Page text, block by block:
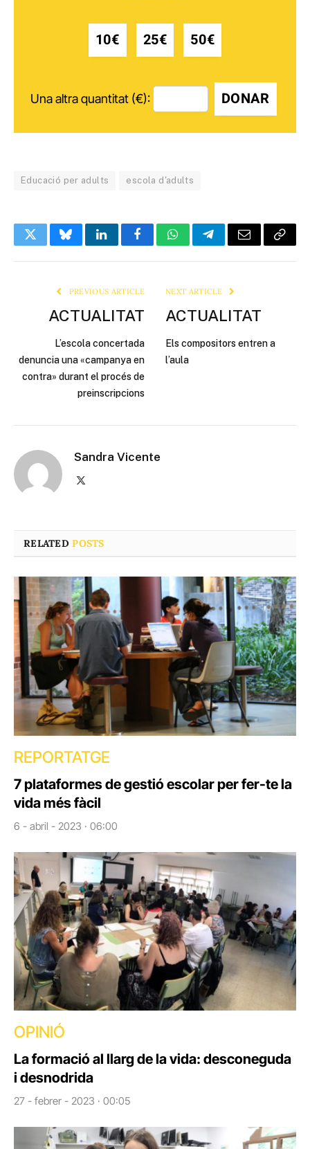
10€ 25€ 50€
Una altra quantitat (€): DONAR
Educació per adults escola d'adults
TwitterBlueskyLinkedInFacebookWhatsAppTelegramEmail Copy
PREVIOUS ARTICLE
ACTUALITAT
L’escola concertada
denuncia una «campanya en
contra» durant el procés de
preinscripcions
NEXT ARTICLE
ACTUALITAT
Els compositors entren a
l’aula
Sandra Vicente
RELATEDPOSTS
REPORTATGE
7 plataformes de gestió escolar per fer-te la
vida més fàcil
6 - abril - 2023 · 06:00
OPINIÓ
La formació al llarg de la vida: desconeguda
i desnodrida
27 - febrer - 2023 · 00:05